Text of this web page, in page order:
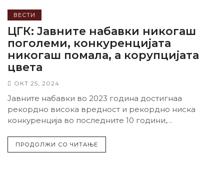
ВЕСТИ
ЦГК: Јавните набавки никогаш
поголеми, конкуренцијата
никогаш помала, а корупцијата
цвета
ОКТ 25, 2024
Јавните набавки во 2023 година достигнаа
рекордно висока вредност и рекордно ниска
конкуренција во последните 10 години,
ПРОДОЛЖИ СО ЧИТАЊЕ